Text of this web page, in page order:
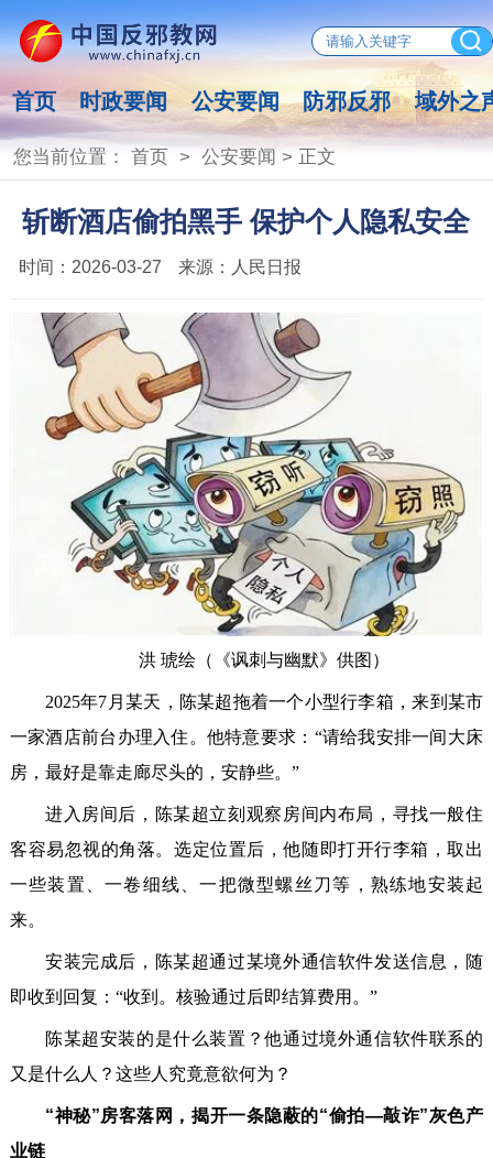
首页 时政要闻 公安要闻 防邪反邪 域外之
您当前位置： 首页> 公安要闻 > 正文
斩断酒店偷拍黑手 保护个人隐私安全
时间： 2026-03-27 来源： 人民日报
洪 琥绘（《讽刺与幽默》供图）
2025年7月某天，陈某超拖着一个小型行李箱，来到某市
一家酒店前台办理入住。他特意要求：“请给我安排一间大床
房，最好是靠走廊尽头的，安静些。”
进入房间后，陈某超立刻观察房间内布局，寻找一般住
客容易忽视的角落。选定位置后，他随即打开行李箱，取出
一些装置、一卷细线、一把微型螺丝刀等，熟练地安装起
来。
安装完成后，陈某超通过某境外通信软件发送信息，随
即收到回复：“收到。核验通过后即结算费用。”
陈某超安装的是什么装置？他通过境外通信软件联系的
又是什么人？这些人究竟意欲何为？
“神秘”房客落网，揭开一条隐蔽的“偷拍—敲诈”灰色产
业链